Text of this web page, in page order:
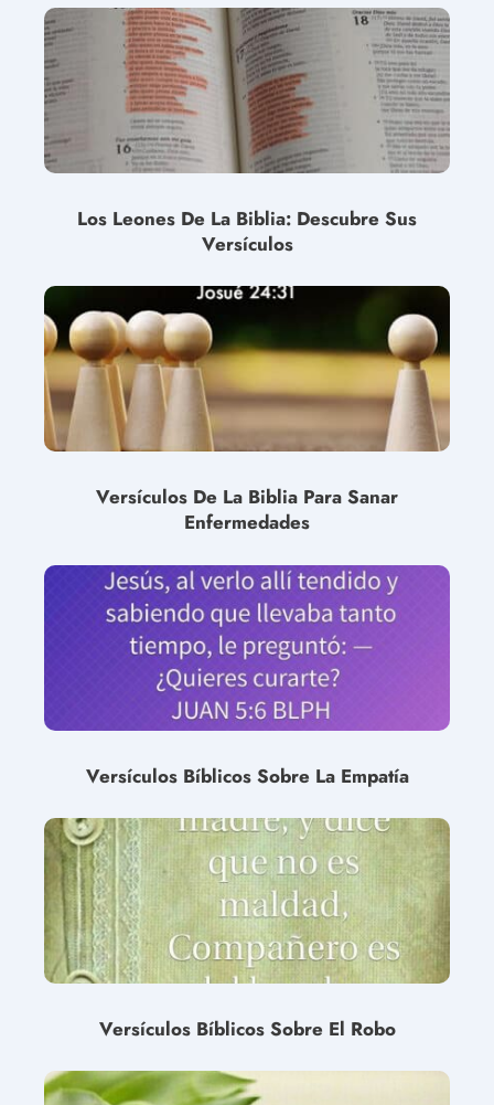
Los Leones De La Biblia: Descubre Sus
Versículos
Versículos De La Biblia Para Sanar
Enfermedades
Versículos Bíblicos Sobre La Empatía
Versículos Bíblicos Sobre El Robo